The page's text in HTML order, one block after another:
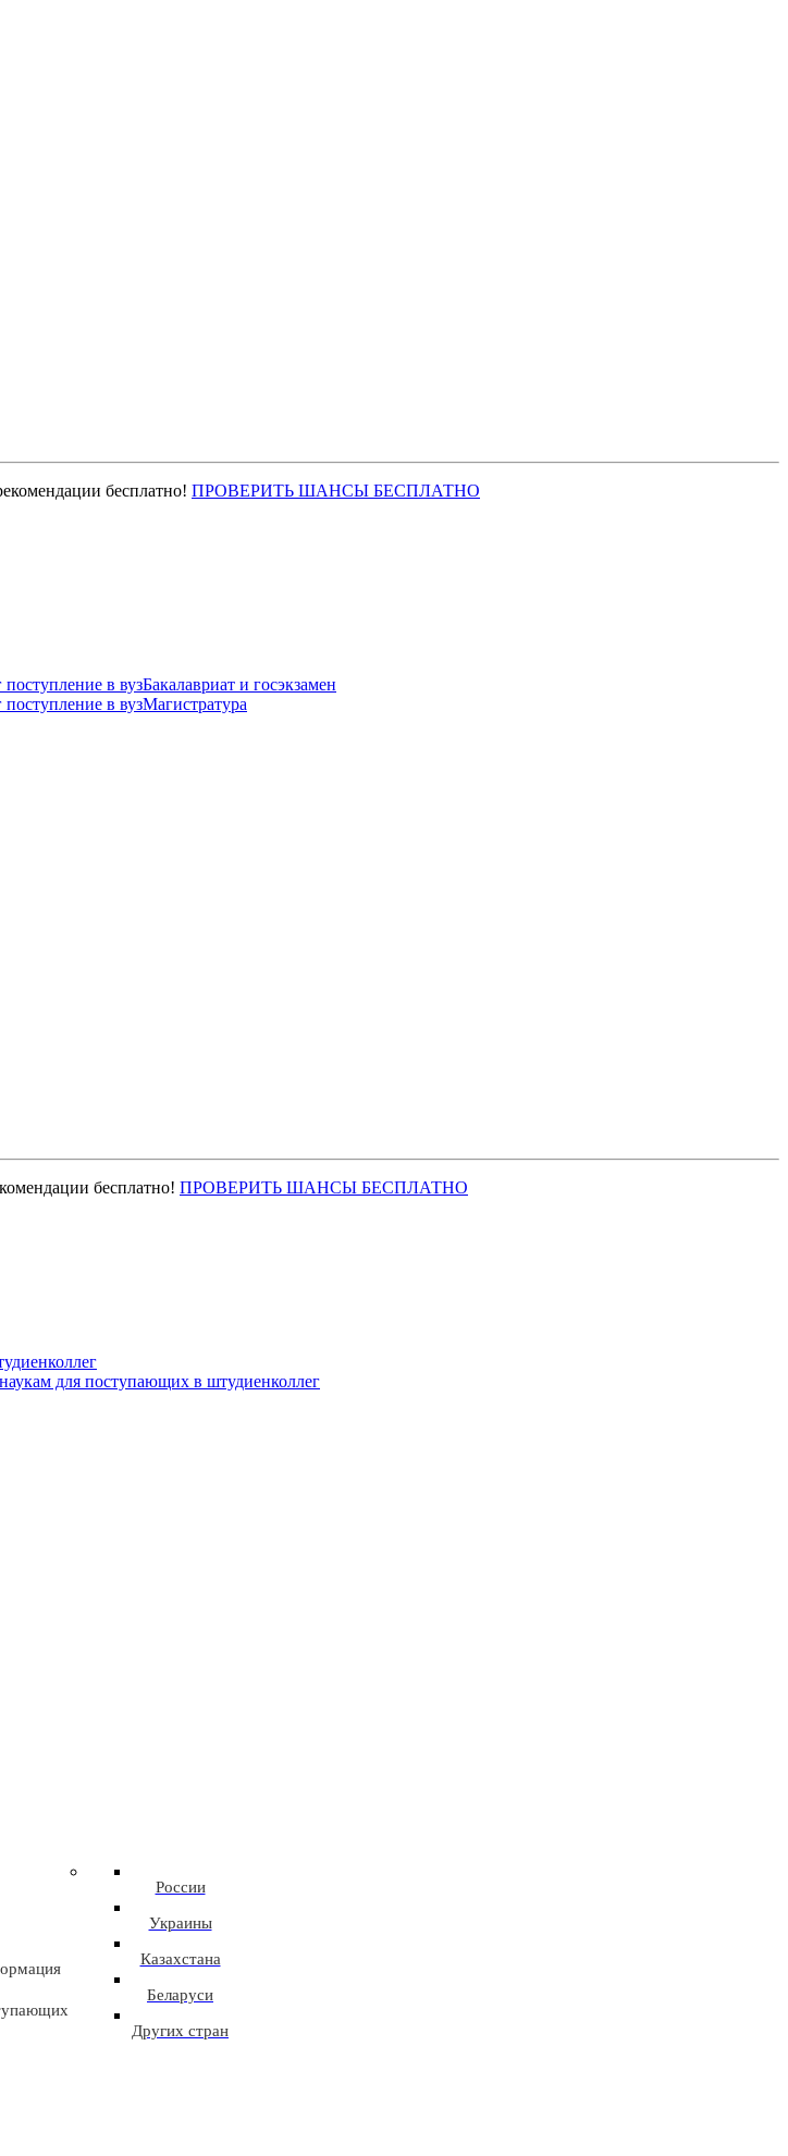
бесплатно! ПРОВЕРИТЬ ШАНСЫ БЕСПЛАТНО
Бакалавриат и госэкзамен
Магистратура
бесплатно! ПРОВЕРИТЬ ШАНСЫ БЕСПЛАТНО
для поступающих в штудиенколлег
России
Украины
Казахстана
Беларуси
Других стран